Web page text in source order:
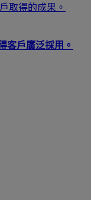
取得的成果。
客戶廣泛採用。